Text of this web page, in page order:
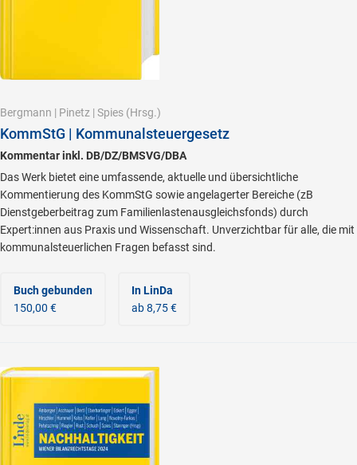
Bergmann | Pinetz | Spies (Hrsg.)
KommStG | Kommunalsteuergesetz
Kommentar inkl. DB/DZ/BMSVG/DBA
Das Werk bietet eine umfassende, aktuelle und übersichtliche
Kommentierung des KommStG sowie angelagerter Bereiche (zB
Dienstgeberbeitrag zum Familienlastenausgleichsfonds) durch
Expert:innen aus Praxis und Wissenschaft. Unverzichtbar für alle, die mit
kommunalsteuerlichen Fragen befasst sind.
Buch gebunden
150,00 €
In LinDa
ab 8,75 €